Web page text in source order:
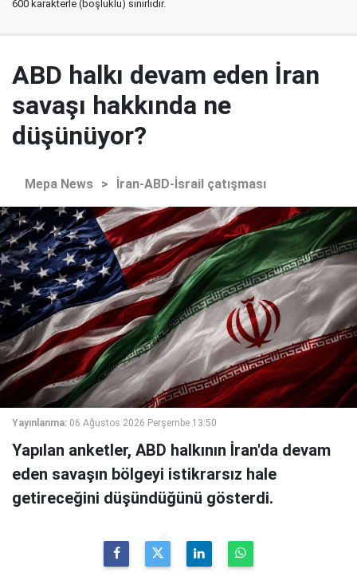
600 karakterle (boşluklu) sınırlıdır.
ABD halkı devam eden İran
savaşı hakkında ne
düşünüyor?
Mepa News > İran-ABD-İsrail çatışması
Yayınlanma: 06 Ağustos 2026 Perşembe 13:50
Yapılan anketler, ABD halkının İran'da devam
eden savaşın bölgeyi istikrarsız hale
getireceğini düşündüğünü gösterdi.